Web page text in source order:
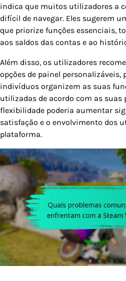
indica que muitos utilizadores a
difícil de navegar. Eles sugerem
que priorize funções essenciais,
aos saldos das contas e ao
Além disso, os utilizadores
opções de painel personalizáveis,
indivíduos organizem as suas
utilizadas de acordo com as suas
flexibilidade poderia aumentar
satisfação e o envolvimento dos
plataforma.